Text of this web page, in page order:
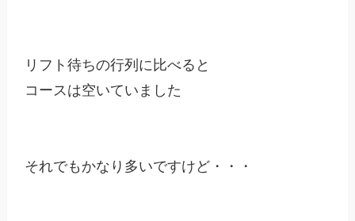
リフト待ちの行列に比べると
コースは空いていました
それでもかなり多いですけど・・・